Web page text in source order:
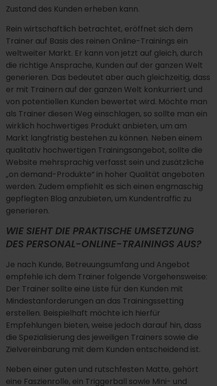
Zustand des Kunden erheben kann.
Rein wirtschaftlich betrachtet, eröffnet sich dem
Trainer auf Basis des reinen Online-Trainings ein
weltweiter Markt. Er kann von jetzt auf gleich, durch
die richtige Ansprache, Kunden auf der ganzen Welt
generieren. Das bedeutet aber auch gleichzeitig, dass
er mit Trainern auf der ganzen Welt konkurriert und
von potentiellen Kunden bewertet wird. Möchte man
als Trainer diesen Weg einschlagen, so sollte man ein
wirklich hochwertiges Produkt anbieten, um am
Markt langfristig bestehen zu können. Neben einem
qualitativ hochwertigen Trainingsangebot, sollte die
Website mehrsprachig verfasst sein und zusätzliche
„on demand-Produkte“ in hoher Qualität angeboten
werden. Zudem empfiehlt es sich einen engmaschig
gepflegten Blog anzubieten, um Kundentraffic zu
generieren.
WIE SIEHT DIE PRAKTISCHE UMSETZUNG
DES PERSONAL-ONLINE-TRAININGS AUS?
Je nach Kunde, Betreuungsumfang und Angebot
empfehle ich dem Trainer folgende Vorgehensweise:
Der Trainer sollte eine Liste für den Kunden mit
Mindestanforderungen an das Trainingssetting
erstellen. Beispielhaft möchte ich hierfür
Empfehlungen bieten, weise jedoch darauf hin, dass
die Spezialisierung des jeweiligen Trainers sowie die
Zielvereinbarung mit dem Kunden entscheidend ist.
Neben einer guten und rutschfesten Matte, gehört
eine Faszienrolle, ein Triggerball sowie Mini- und